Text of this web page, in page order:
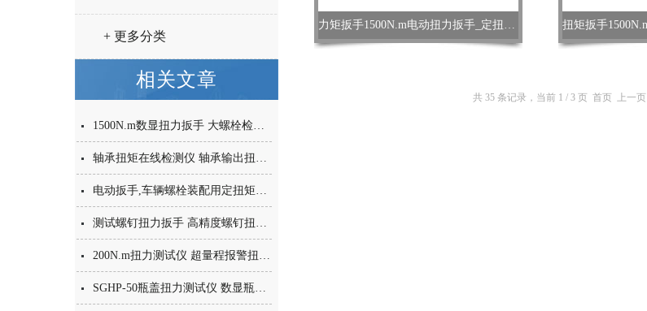
+ 更多分类
相关文章
1500N.m数显扭力扳手 大螺栓检测数显扭矩扳手 测力扳手厂家
轴承扭矩在线检测仪 轴承输出扭矩检测仪 带输出动态扭力测试设备
电动扳手,车辆螺栓装配用定扭矩电动扳手2000N.m
测试螺钉扭力扳手 高精度螺钉扭力值测试扳手 手动可调式扭矩扳手
200N.m扭力测试仪 超量程报警扭力测试仪 高精度扭矩扭力校验仪
SGHP-50瓶盖扭力测试仪 数显瓶盖功率仪 电子扭矩检测仪厂家
力矩扳手1500N.m电动扭力扳手_定扭矩电动扳手厂家
共 35 条记录，当前 1 / 3 页 首页 上一页